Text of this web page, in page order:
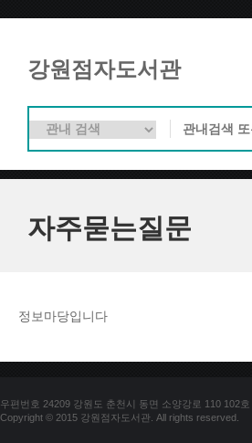
강원점자도서관
자주묻는질문
정보마당입니다
우편번호 24209 강원도 춘천시 동면 소양강로 110 102
Copyright © 2015 강원점자도서관. All rights reserved.